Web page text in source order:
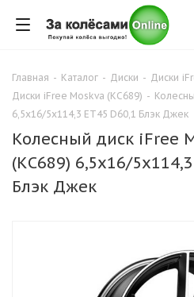
Главная - Каталог - Диски - Диски
Диски iFree Moskva (КС689) -
6,5x16/5x114,3 ET45 D60,1 Блэк Джек
Колесный диск iFree
(КС689) 6,5x16/
Блэк Джек